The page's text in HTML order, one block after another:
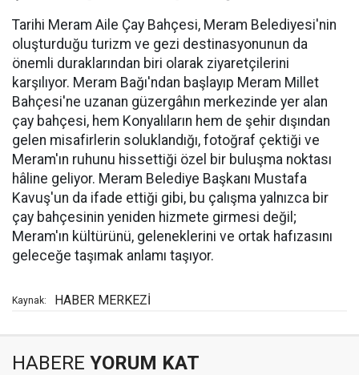
Tarihi Meram Aile Çay Bahçesi, Meram Belediyesi'nin
oluşturduğu turizm ve gezi destinasyonunun da
önemli duraklarından biri olarak ziyaretçilerini
karşılıyor. Meram Bağı'ndan başlayıp Meram Millet
Bahçesi'ne uzanan güzergâhın merkezinde yer alan
çay bahçesi, hem Konyalıların hem de şehir dışından
gelen misafirlerin soluklandığı, fotoğraf çektiği ve
Meram'ın ruhunu hissettiği özel bir buluşma noktası
hâline geliyor. Meram Belediye Başkanı Mustafa
Kavuş'un da ifade ettiği gibi, bu çalışma yalnızca bir
çay bahçesinin yeniden hizmete girmesi değil;
Meram'ın kültürünü, geleneklerini ve ortak hafızasını
geleceğe taşımak anlamı taşıyor.
Kaynak: HABER MERKEZİ
HABERE YORUM KAT